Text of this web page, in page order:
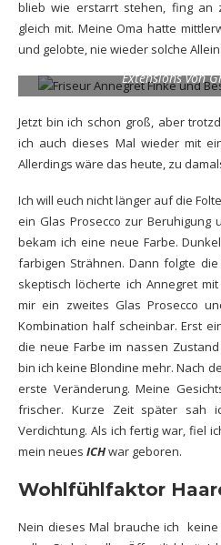
blieb wie erstarrt stehen, fing an
gleich mit. Meine Oma hatte
und gelobte, nie wieder solche
Mein neues Ich mit dunkleren
Extensions von
Jetzt bin ich schon groß, aber
ich auch dieses Mal wieder mit
Allerdings wäre das heute, zu
Ich will euch nicht länger auf die
ein Glas Prosecco zur Beruhigung
bekam ich eine neue Farbe.
farbigen Strähnen. Dann folgte
skeptisch löcherte ich Annegret
mir ein zweites Glas Prosecco
Kombination half scheinbar. Erst
die neue Farbe im nassen
bin ich keine Blondine mehr. Nach
erste Veränderung. Meine
frischer. Kurze Zeit später sah
Verdichtung. Als ich fertig war, fiel
mein neues ICHwar geboren.
Wohlfühlfaktor
Nein dieses Mal brauche ich